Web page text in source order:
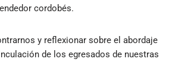
cordobés.
y reflexionar sobre el abordaje
de los egresados de nuestras